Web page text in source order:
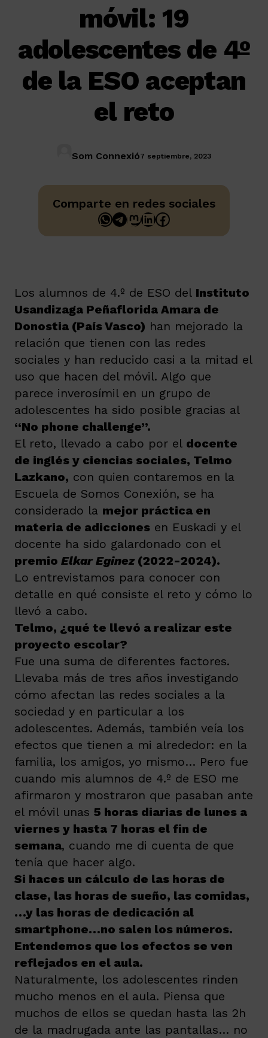
móvil: 19
adolescentes de 4º
de la ESO aceptan
el reto
Som Connexió7 septiembre, 2023
Comparte en redes sociales
WhatsApp
Telegram
Mastodon
LinkedIn
Facebook
Los alumnos de 4.º de ESO del Instituto
Usandizaga Peñaflorida Amara de
Donostia (País Vasco) han mejorado la
relación que tienen con las redes
sociales y han reducido casi a la mitad el
uso que hacen del móvil. Algo que
parece inverosímil en un grupo de
adolescentes ha sido posible gracias al
“No phone challenge”.
El reto, llevado a cabo por el docente
de inglés y ciencias sociales, Telmo
Lazkano, con quien contaremos en la
Escuela de Somos Conexión, se ha
considerado la mejor práctica en
materia de adicciones en Euskadi y el
docente ha sido galardonado con el
premio Elkar Eginez(2022-2024).
Lo entrevistamos para conocer con
detalle en qué consiste el reto y cómo lo
llevó a cabo.
Telmo, ¿qué te llevó a realizar este
proyecto escolar?
Fue una suma de diferentes factores.
Llevaba más de tres años investigando
cómo afectan las redes sociales a la
sociedad y en particular a los
adolescentes. Además, también veía los
efectos que tienen a mi alrededor: en la
familia, los amigos, yo mismo… Pero fue
cuando mis alumnos de 4.º de ESO me
afirmaron y mostraron que pasaban ante
el móvil unas 5 horas diarias de lunes a
viernes y hasta 7 horas el fin de
semana, cuando me di cuenta de que
tenía que hacer algo.
Si haces un cálculo de las horas de
clase, las horas de sueño, las comidas,
…y las horas de dedicación al
smartphone…no salen los números.
Entendemos que los efectos se ven
reflejados en el aula.
Naturalmente, los adolescentes rinden
mucho menos en el aula. Piensa que
muchos de ellos se quedan hasta las 2h
de la madrugada ante las pantallas… no